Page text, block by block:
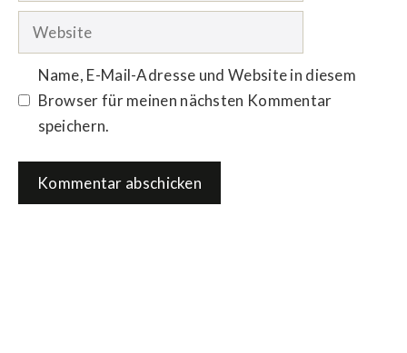
Website
Name, E-Mail-Adresse und Website in diesem
Browser für meinen nächsten Kommentar
speichern.